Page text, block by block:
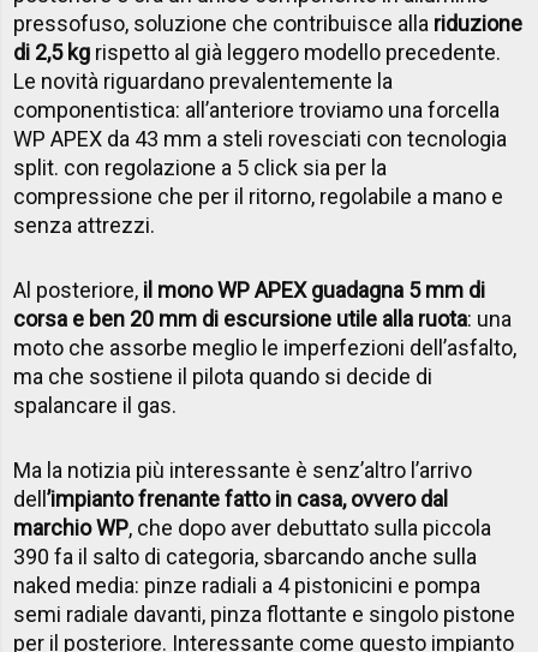
pressofuso, soluzione che contribuisce alla riduzione
di 2,5 kg rispetto al già leggero modello precedente.
Le novità riguardano prevalentemente la
componentistica: all’anteriore troviamo una forcella
WP APEX da 43 mm a steli rovesciati con tecnologia
split. con regolazione a 5 click sia per la
compressione che per il ritorno, regolabile a mano e
senza attrezzi.
Al posteriore, il mono WP APEX guadagna 5 mm di
corsa e ben 20 mm di escursione utile alla ruota: una
moto che assorbe meglio le imperfezioni dell’asfalto,
ma che sostiene il pilota quando si decide di
spalancare il gas.
Ma la notizia più interessante è senz’altro l’arrivo
dell’impianto frenante fatto in casa, ovvero dal
marchio WP, che dopo aver debuttato sulla piccola
390 fa il salto di categoria, sbarcando anche sulla
naked media: pinze radiali a 4 pistonicini e pompa
semi radiale davanti, pinza flottante e singolo pistone
per il posteriore. Interessante come questo impianto